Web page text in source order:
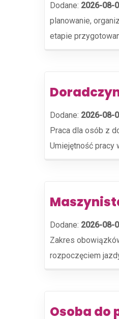
Dodane: 2026-08-
planowanie,
etapie
Dodane: 2026-08-
Praca dla osób z
Umiejętność pracy
Dodane: 2026-08-
Zakres
rozpoczęciem
Osoba do